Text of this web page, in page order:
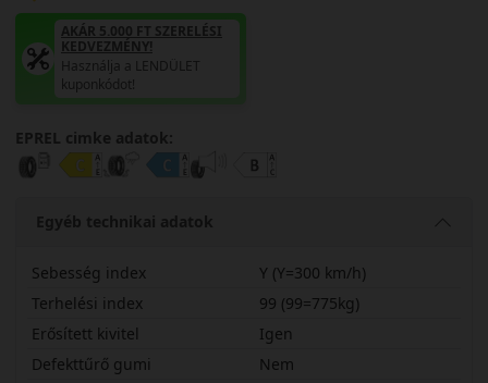
AKÁR 5.000 FT SZERELÉSI
KEDVEZMÉNY!
Használja a LENDÜLET
kuponkódot!
EPREL cimke adatok:
Egyéb technikai adatok
Sebesség index
Y (Y=300 km/h)
Terhelési index
99 (99=775kg)
Erősített kivitel
Igen
Defekttűrő gumi
Nem